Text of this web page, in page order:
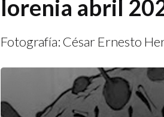
lorenia abril
Fotografía: César Ernesto